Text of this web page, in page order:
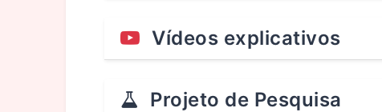
Vídeos explicativos
Projeto de Pesquisa